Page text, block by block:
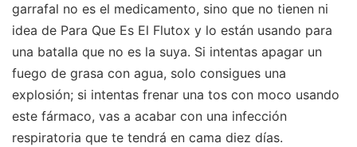
garrafal no es el medicamento, sino que no tienen ni
idea de Para Que Es El Flutox y lo están usando para
una batalla que no es la suya. Si intentas apagar un
fuego de grasa con agua, solo consigues una
explosión; si intentas frenar una tos con moco usando
este fármaco, vas a acabar con una infección
respiratoria que te tendrá en cama diez días.